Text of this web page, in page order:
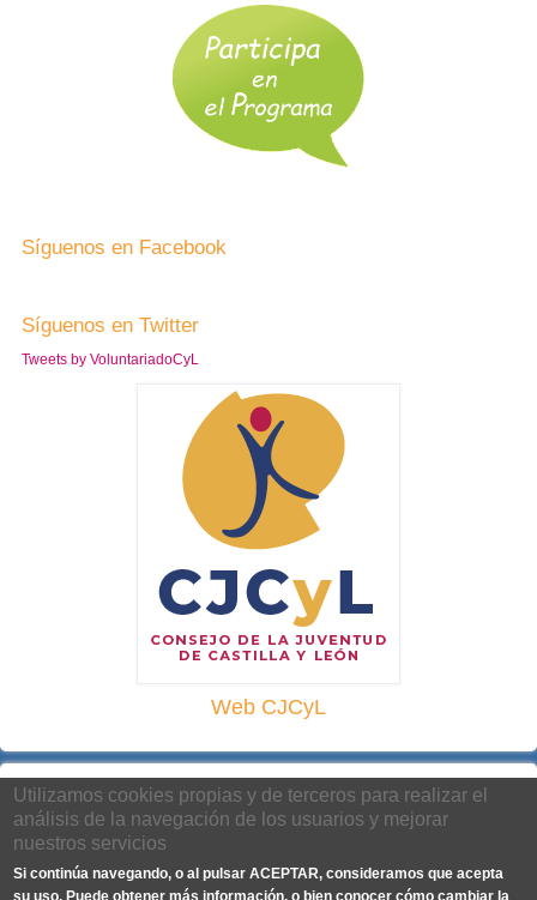
Síguenos en Facebook
Síguenos en Twitter
Tweets by VoluntariadoCyL
Web CJCyL
Utilizamos cookies propias y de terceros para realizar el
análisis de la navegación de los usuarios y mejorar
nuestros servicios
Si continúa navegando, o al pulsar ACEPTAR, consideramos que acepta
su uso. Puede obtener más información, o bien conocer cómo cambiar la